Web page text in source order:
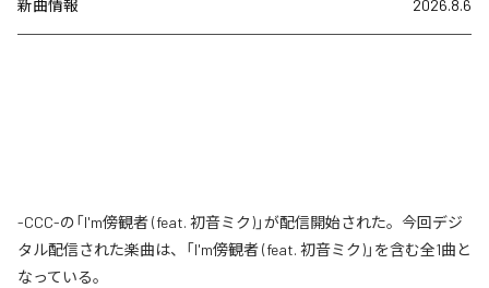
新曲情報 2026.8.6
-CCC-の「I'm傍観者 (feat. 初音ミク)」が配信開始された。今回デジ
タル配信された楽曲は、「I'm傍観者 (feat. 初音ミク)」を含む全1曲と
なっている。